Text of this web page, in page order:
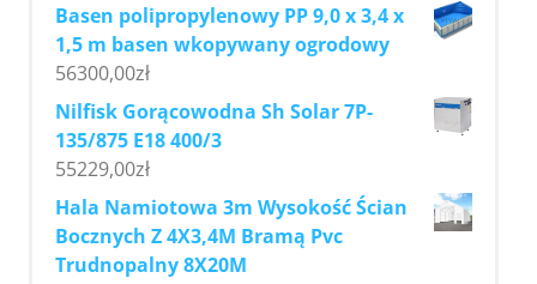
Basen polipropylenowy PP 9,0 x 3,4 x
1,5 m basen wkopywany ogrodowy
56300,00zł
Nilfisk Gorącowodna Sh Solar 7P-
135/875 E18 400/3
55229,00zł
Hala Namiotowa 3m Wysokość Ścian
Bocznych Z 4X3,4M Bramą Pvc
Trudnopalny 8X20M